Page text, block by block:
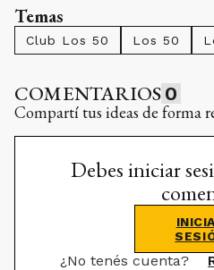
Temas
Club Los 50 Los 50
COMENTARIOS 0
Compartí tus ideas de forma
Debes iniciar
¿No tenés cuenta?